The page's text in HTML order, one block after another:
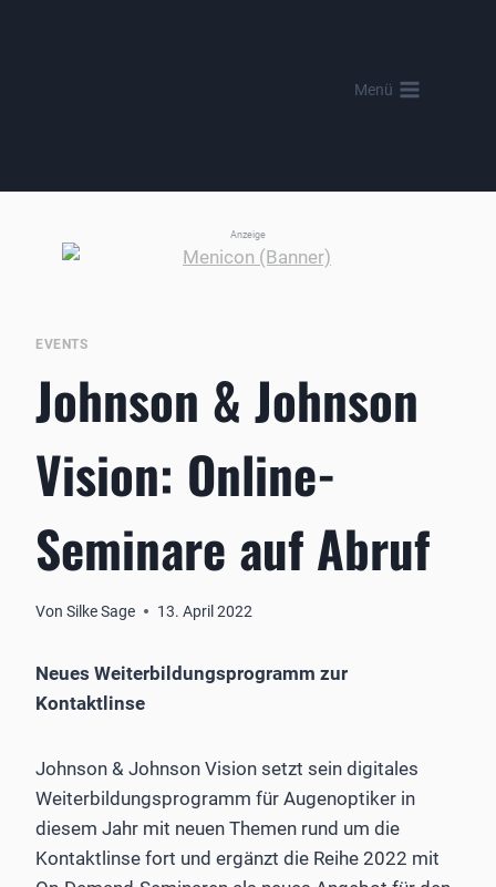
Menü
Anzeige
EVENTS
Johnson & Johnson
Vision: Online-
Seminare auf Abruf
Von Silke Sage 13. April 2022
Neues Weiterbildungsprogramm zur
Kontaktlinse
Johnson & Johnson Vision setzt sein digitales
Weiterbildungsprogramm für Augenoptiker in
diesem Jahr mit neuen Themen rund um die
Kontaktlinse fort und ergänzt die Reihe 2022 mit